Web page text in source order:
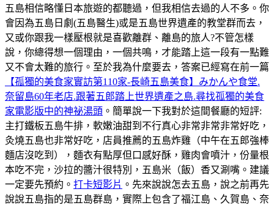
五島相信略懂日本旅遊的都聽過，但我相信去過的人不多。你
會因為五島日劇(五島醫生)或是五島世界遺產的教堂群而去，
又或你跟我一樣壓根就是喜歡離群、離島的旅人?不管怎樣
說，你總得想一個理由，一個共鳴，才能踏上這一段有一點難
又不會太難的旅行。至於我為什麼要去，答案已經寫在前一篇
【孤獨的美食家實訪第110家-長崎五島美食】みかんや食堂.
奈留島60年老店.跟著五郎踏上世界遺產之島.尋找孤獨的美食
家電影版中的神祕湯頭 。簡單說一下我對於這間餐廳的短評:
主打鐵板五島牛排，軟嫩油甜到不行真心非常非常非常好吃，
灸燒五島也非常好吃，店員推薦的五島炸雞（中午在五郎強棒
麵店沒吃到），麵衣有點厚但口感好酥，雞肉會噴汁，份量根
本吃不完，沙拉的醬汁很特別，五島米（飯）香又涮嘴。建議
一定要先預約。 打卡短影片 。先來說說怎去五島，說之前再先
說說五島指的是五島群島，實際上包含了福江島、久賀島、奈